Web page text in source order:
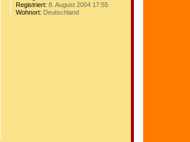
Registriert: 8. August 2004 17:55
Wohnort: Deutschland